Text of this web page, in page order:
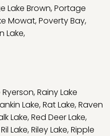
Lake Brown,Portage
Mowat,Poverty Bay,
Lake,
Ryerson,Rainy Lake
Lake,Rat Lake,Raven
Lake,Red Deer Lake,
Ril Lake,Riley Lake,Ripple